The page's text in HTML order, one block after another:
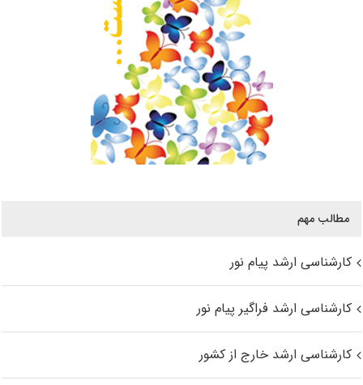
مطالب مهم
کارشناسی ارشد پیام نور
کارشناسی ارشد فراگیر پیام نور
کارشناسی ارشد خارج از کشور